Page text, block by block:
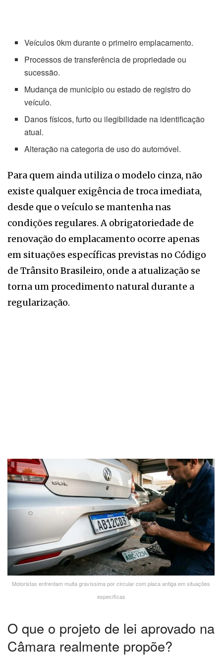
Veículos 0km durante o primeiro emplacamento.
Processos de transferência de propriedade ou
sucessão.
Mudança de município ou estado de registro do
veículo.
Danos físicos, furto ou ilegibilidade na identificação
atual.
Alteração na categoria de uso do automóvel.
Para quem ainda utiliza o modelo cinza, não
existe qualquer exigência de troca imediata,
desde que o veículo se mantenha nas
condições regulares. A obrigatoriedade de
renovação do emplacamento ocorre apenas
em situações específicas previstas no Código
de Trânsito Brasileiro, onde a atualização se
torna um procedimento natural durante a
regularização.
Motoristas enfrentam multa gravíssima por circular com placa antiga em situações
específicas
O que o projeto de lei aprovado na
Câmara realmente propõe?